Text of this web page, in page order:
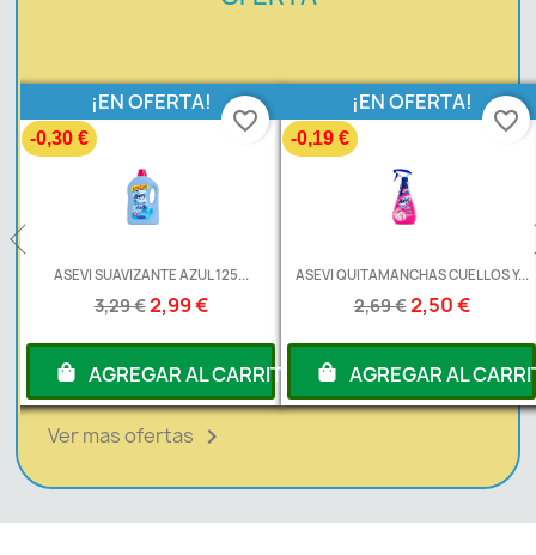
ASEVI SUAVIZANTE AZUL 125...
3,29 €2,99 €
¡EN OFERTA!
-0,30 €
AGREGAR AL CARRITO
favorite_border
ASEVI QUITAMANCHAS CUELLOS Y...
2,69 €2,50 €
¡EN OFERTA!
-0,19 €
AGREGAR AL
favorite_border
Ver mas ofertas 